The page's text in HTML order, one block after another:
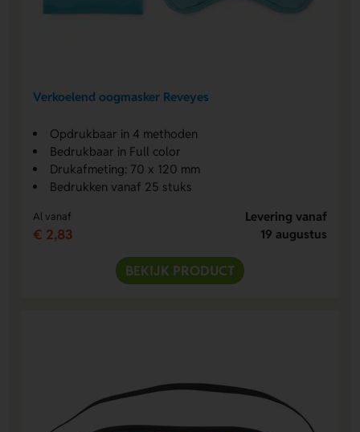
Verkoelend oogmasker Reveyes
Opdrukbaar in 4 methoden
Bedrukbaar in Full color
Drukafmeting: 70 x 120 mm
Bedrukken vanaf 25 stuks
Al vanaf
€ 2,83
Levering vanaf
19 augustus
BEKIJK PRODUCT